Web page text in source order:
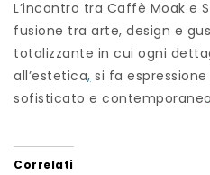
L’incontro tra Caffè Moak e
fusione tra arte, design e
totalizzante in cui ogni
all’estetica, si fa
sofisticato e contemporaneo
Correlati